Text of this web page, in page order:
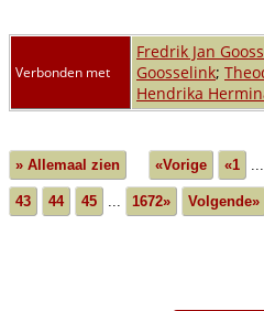
Verbonden met
Fredrik Jan
Goosselink;
Hendrika
» Allemaal zien «Vorige «1 ...
43 44 45 ... 1672» Volgende»